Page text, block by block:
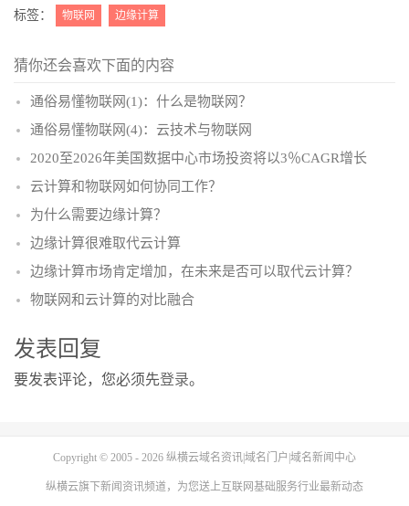
标签： 物联网 边缘计算
猜你还会喜欢下面的内容
通俗易懂物联网(1)：什么是物联网？
通俗易懂物联网(4)：云技术与物联网
2020至2026年美国数据中心市场投资将以3％CAGR增长
云计算和物联网如何协同工作？
为什么需要边缘计算？
边缘计算很难取代云计算
边缘计算市场肯定增加，在未来是否可以取代云计算？
物联网和云计算的对比融合
发表回复
要发表评论，您必须先登录。
Copyright © 2005 - 2026 纵横云域名资讯|域名门户|域名新闻中心
纵横云旗下新闻资讯频道，为您送上互联网基础服务行业最新动态